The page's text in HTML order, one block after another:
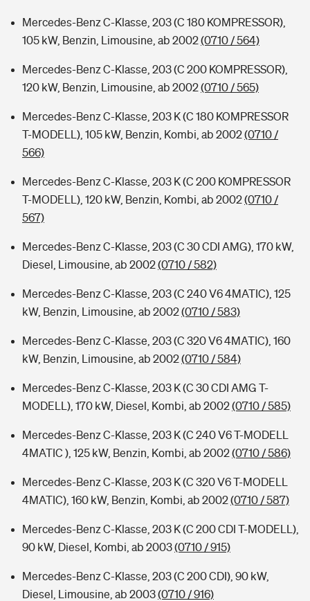
Mercedes-Benz C-Klasse, 203 (C 180 KOMPRESSOR),
105 kW, Benzin, Limousine, ab 2002(0710 / 564)
Mercedes-Benz C-Klasse, 203 (C 200 KOMPRESSOR),
120 kW, Benzin, Limousine, ab 2002(0710 / 565)
Mercedes-Benz C-Klasse, 203 K (C 180 KOMPRESSOR
T-MODELL), 105 kW, Benzin, Kombi, ab 2002(0710 /
566)
Mercedes-Benz C-Klasse, 203 K (C 200 KOMPRESSOR
T-MODELL), 120 kW, Benzin, Kombi, ab 2002(0710 /
567)
Mercedes-Benz C-Klasse, 203 (C 30 CDI AMG), 170 kW,
Diesel, Limousine, ab 2002(0710 / 582)
Mercedes-Benz C-Klasse, 203 (C 240 V6 4MATIC), 125
kW, Benzin, Limousine, ab 2002(0710 / 583)
Mercedes-Benz C-Klasse, 203 (C 320 V6 4MATIC), 160
kW, Benzin, Limousine, ab 2002(0710 / 584)
Mercedes-Benz C-Klasse, 203 K (C 30 CDI AMG T-
MODELL), 170 kW, Diesel, Kombi, ab 2002(0710 / 585)
Mercedes-Benz C-Klasse, 203 K (C 240 V6 T-MODELL
4MATIC ), 125 kW, Benzin, Kombi, ab 2002(0710 / 586)
Mercedes-Benz C-Klasse, 203 K (C 320 V6 T-MODELL
4MATIC), 160 kW, Benzin, Kombi, ab 2002(0710 / 587)
Mercedes-Benz C-Klasse, 203 K (C 200 CDI T-MODELL),
90 kW, Diesel, Kombi, ab 2003(0710 / 915)
Mercedes-Benz C-Klasse, 203 (C 200 CDI), 90 kW,
Diesel, Limousine, ab 2003(0710 / 916)